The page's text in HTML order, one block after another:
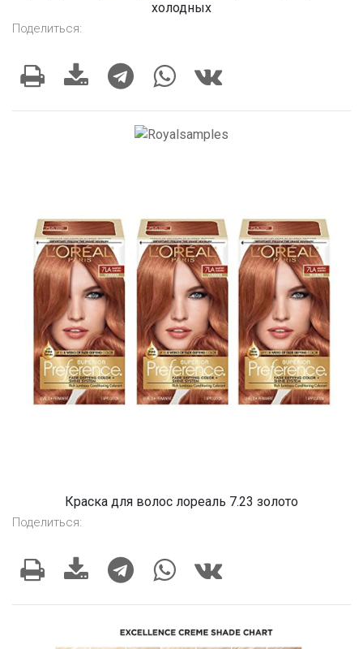
холодных
Поделиться:
Краска для волос лореаль 7.23 золото
Поделиться: